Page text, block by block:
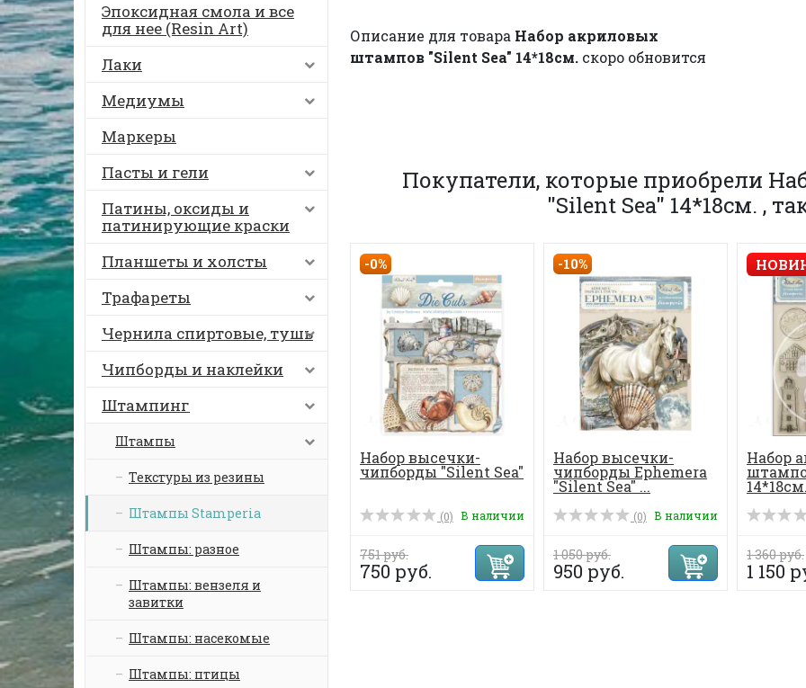
Эпоксидная смола и все
для нее (Resin Art)
Лаки
Медиумы
Маркеры
Пасты и гели
Патины, оксиды и
патинирующие краски
Планшеты и холсты
Трафареты
Чернила спиртовые, тушь
Чипборды и наклейки
Штампинг
Штампы
Текстуры из резины
Штампы Stamperia
Штампы: разное
Штампы: вензеля и
завитки
Штампы: насекомые
Штампы: птицы
Описание для товара Набор акриловых
штампов "Silent Sea" 14*18см. скоро обновится
Покупатели, которые приобрели
"Silent Sea" 14*18см. ,
-0%
Набор высечки-
чипборды "Silent Sea"
(0) В наличии
751 руб.
750 руб.
-10%
Набор высечки-
чипборды Ephemera
"Silent Sea" ...
(0) В наличии
1 050 руб.
950 руб.
Набор
1 360 руб.
1 150